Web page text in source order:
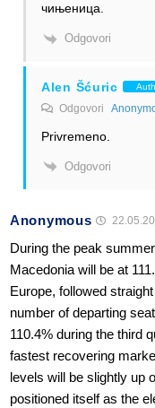
чињеница.
Odgovori
Alen Šćuric
Odgovori
Privremeno.
Odgovori
Anonymous
During the peak
Macedonia will be at
Europe, followed
number of departing
110.4% during the third
fastest recovering
levels will be slightly up
positioned itself as the